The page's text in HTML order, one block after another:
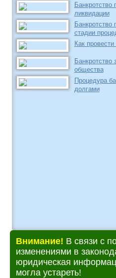
Банкротство
ликвидации
стадии
Как
Банкротство
общества
Процедура
долгами
Внимание! В связи с
изменениями в
юридическая
могла устареть!